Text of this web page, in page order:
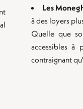
Les
à des loyers
Quelle que
accessibles
contraignant